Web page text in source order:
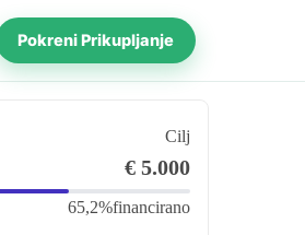
Pokreni Prikupljanje
Cilj
€ 5.000
65,2%financirano